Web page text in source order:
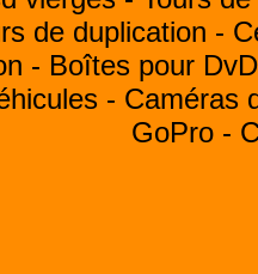
de duplication -
- Boîtes pour
- Caméras
GoPro -